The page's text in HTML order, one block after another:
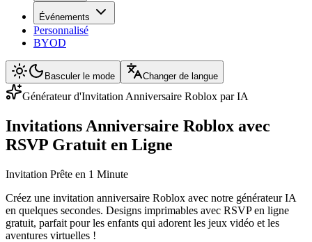
Événements
Personnalisé
BYOD
Basculer le mode Changer de langue
Générateur d'Invitation Anniversaire Roblox par IA
Invitations Anniversaire Roblox avec
RSVP Gratuit en Ligne
Invitation Prête en 1 Minute
Créez une invitation anniversaire Roblox avec notre générateur IA
en quelques secondes. Designs imprimables avec RSVP en ligne
gratuit, parfait pour les enfants qui adorent les jeux vidéo et les
aventures virtuelles !